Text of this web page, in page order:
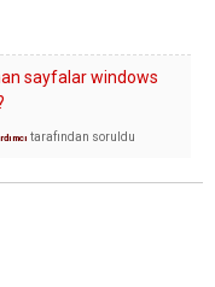
sayfalar windows
tarafından soruldu